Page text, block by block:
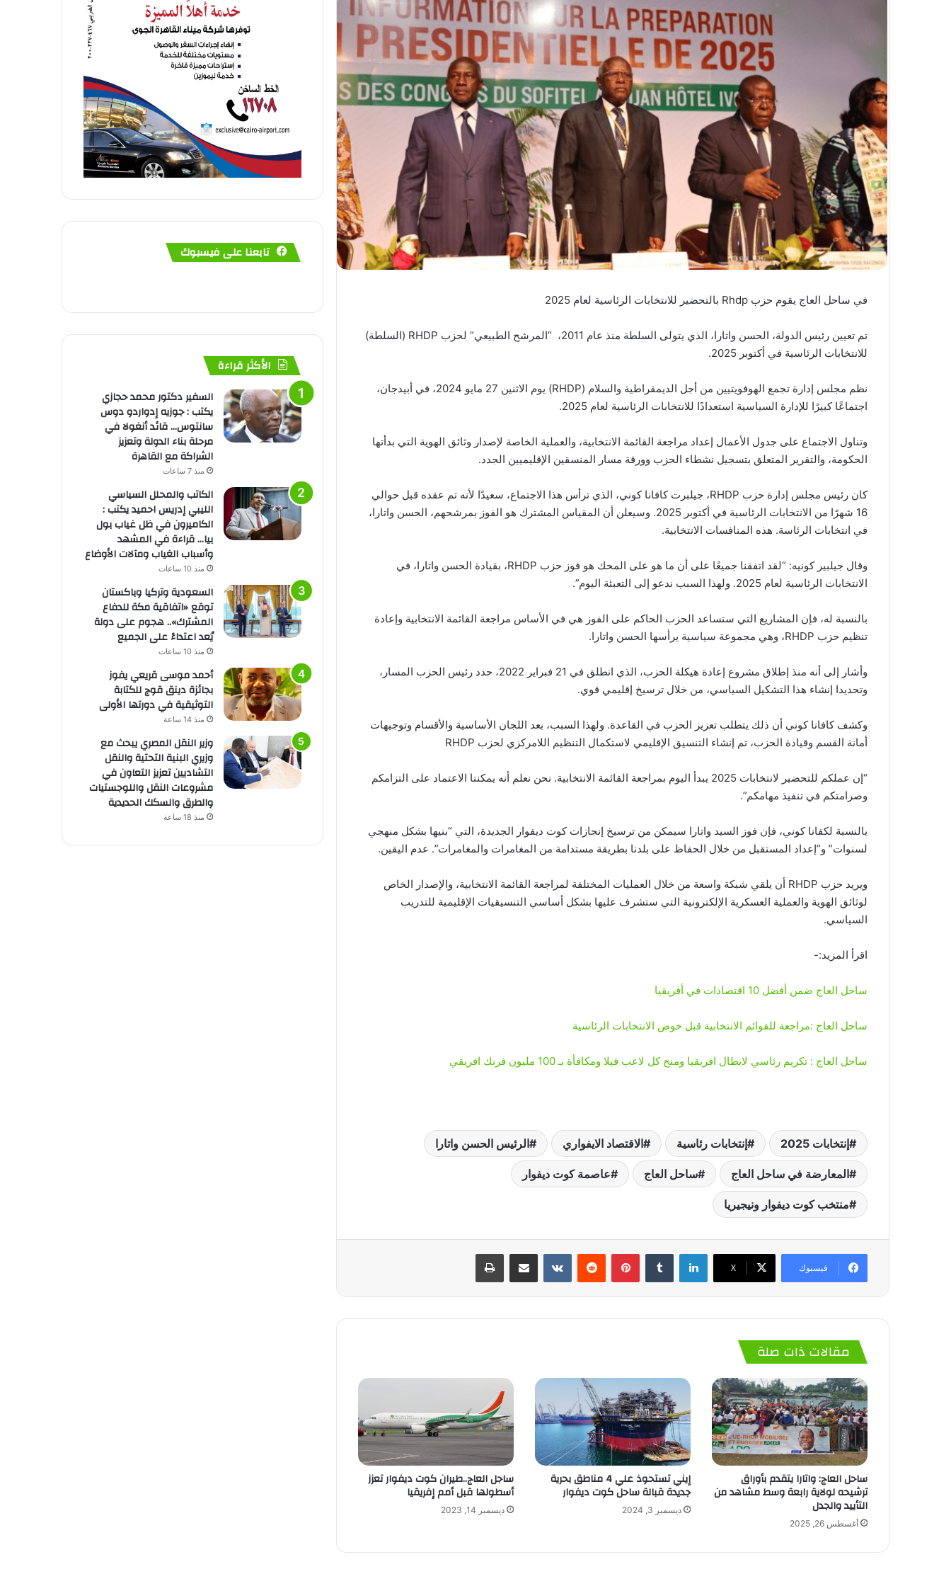
في ساحل العاج يقوم حزب Rhdp بالتحضير للانتخابات الرئاسية لعام 2025
تم تعيين رئيس الدولة، الحسن واتارا، الذي يتولى السلطة منذ عام 2011، “المرشح الطبيعي” لحزب RHDP (السلطة)
للانتخابات الرئاسية في أكتوبر 2025.
نظم مجلس إدارة تجمع الهوفويتيين من أجل الديمقراطية والسلام (RHDP) يوم الاثنين 27 مايو 2024، في أبيدجان،
اجتماعًا كبيرًا للإدارة السياسية استعدادًا للانتخابات الرئاسية لعام 2025.
وتناول الاجتماع على جدول الأعمال إعداد مراجعة القائمة الانتخابية، والعملية الخاصة لإصدار وثائق الهوية التي بدأتها
الحكومة، والتقرير المتعلق بتسجيل نشطاء الحزب وورقة مسار المنسقين الإقليميين الجدد.
كان رئيس مجلس إدارة حزب RHDP، جيلبرت كافانا كوني، الذي ترأس هذا الاجتماع، سعيدًا لأنه تم عقده قبل حوالي
16 شهرًا من الانتخابات الرئاسية في أكتوبر 2025. وسيعلن أن المقياس المشترك هو الفوز بمرشحهم، الحسن واتارا،
في انتخابات الرئاسة. هذه المنافسات الانتخابية.
وقال جيلبير كونيه: “لقد اتفقنا جميعًا على أن ما هو على المحك هو فوز حزب RHDP، بقيادة الحسن واتارا، في
الانتخابات الرئاسية لعام 2025. ولهذا السبب ندعو إلى التعبئة اليوم”.
بالنسبة له، فإن المشاريع التي ستساعد الحزب الحاكم على الفوز هي في الأساس مراجعة القائمة الانتخابية وإعادة
تنظيم حزب RHDP، وهي مجموعة سياسية يرأسها الحسن واتارا.
وأشار إلى أنه منذ إطلاق مشروع إعادة هيكلة الحزب، الذي انطلق في 21 فبراير 2022، حدد رئيس الحزب المسار،
وتحديدا إنشاء هذا التشكيل السياسي، من خلال ترسيخ إقليمي قوي.
وكشف كافانا كوني أن ذلك يتطلب تعزيز الحزب في القاعدة. ولهذا السبب، بعد اللجان الأساسية والأقسام وتوجيهات
أمانة القسم وقيادة الحزب، تم إنشاء التنسيق الإقليمي لاستكمال التنظيم اللامركزي لحزب RHDP
“إن عملكم للتحضير لانتخابات 2025 يبدأ اليوم بمراجعة القائمة الانتخابية. نحن نعلم أنه يمكننا الاعتماد على التزامكم
وصرامتكم في تنفيذ مهامكم”.
بالنسبة لكفانا كوني، فإن فوز السيد واتارا سيمكن من ترسيخ إنجازات كوت ديفوار الجديدة، التي “بنيها بشكل منهجي
لسنوات” و”إعداد المستقبل من خلال الحفاظ على بلدنا بطريقة مستدامة من المغامرات والمغامرات”. عدم اليقين.
ويريد حزب RHDP أن يلقي شبكة واسعة من خلال العمليات المختلفة لمراجعة القائمة الانتخابية، والإصدار الخاص
لوثائق الهوية والعملية العسكرية الإلكترونية التي ستشرف عليها بشكل أساسي التنسيقيات الإقليمية للتدريب
السياسي.
اقرأ المزيد:-
ساحل العاج ضمن أفضل 10 اقتصادات في أفريقيا
ساحل العاج :مراجعة للقوائم الانتخابية قبل خوض الانتخابات الرئاسية
ساحل العاج : تكريم رئاسي لابطال افريقيا ومنح كل لاعب فيلا ومكافأة بـ 100 مليون فرنك افريقي
إنتخابات 2025 إنتخابات رئاسية الاقتصاد الايفواري الرئيس الحسن واتارا
المعارضة في ساحل العاج ساحل العاج عاصمة كوت ديفوار
منتخب كوت ديفوار ونيجيريا
فيسبوك ‫X
لينكدإن بينتيريست
مقالات ذات صلة
ساحل العاج: واتارا يتقدم بأوراق
ترشيحه لولاية رابعة وسط مشاهد من
التأييد والجدل
أغسطس 26, 2025
إيني تستحوذ علي 4 مناطق بحرية
جديدة قبالة ساحل كوت ديفوار
ديسمبر 3, 2024
ساجل العاج..طيران كوت ديفوار تعزز
أسطولها قبل أمم إفريقيا
ديسمبر 14, 2023
تابعنا على فيسبوك
الأكثر قراءة
السفير دكتور محمد حجازي
يكتب : جوزيه إدواردو دوس
سانتوس… قائد أنغولا في
مرحلة بناء الدولة وتعزيز
الشراكة مع القاهرة
منذ 7 ساعات
الكاتب والمحلل السياسي
الليبي إدريس احميد يكتب :
الكاميرون في ظل غياب بول
بيا… قراءة في المشهد
وأسباب الغياب ومآلات الأوضاع
منذ 10 ساعات
السعودية وتركيا وباكستان
توقع «اتفاقية مكة للدفاع
المشترك».. هجوم على دولة
يُعد اعتداءً على الجميع
منذ 10 ساعات
أحمد موسى قريعي يفوز
بجائزة دينق قوج للكتابة
التوثيقية في دورتها الأولى
منذ 14 ساعة
وزير النقل المصري يبحث مع
وزيري البنية التحتية والنقل
التشاديين تعزيز التعاون في
مشروعات النقل واللوجستيات
والطرق والسكك الحديدية
منذ 18 ساعة